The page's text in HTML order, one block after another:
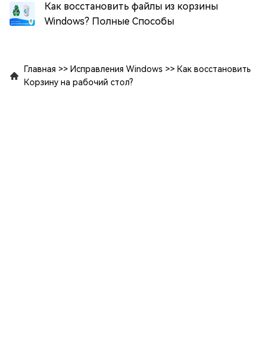
Как восстановить файлы из корзины
Windows? Полные Способы
Главная >> Исправления Windows >> Как восстановить
Корзину на рабочий стол?